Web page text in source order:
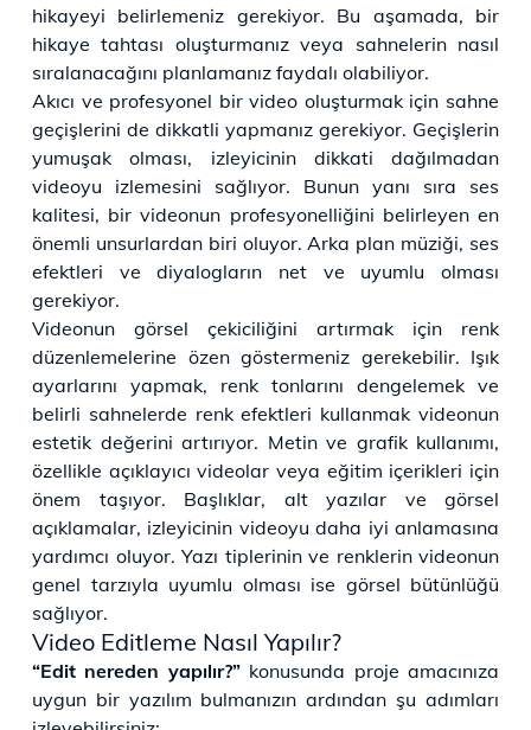
hikayeyi belirlemeniz gerekiyor. Bu aşamada, bir
hikaye tahtası oluşturmanız veya sahnelerin nasıl
sıralanacağını planlamanız faydalı olabiliyor.
Akıcı ve profesyonel bir video oluşturmak için sahne
geçişlerini de dikkatli yapmanız gerekiyor. Geçişlerin
yumuşak olması, izleyicinin dikkati dağılmadan
videoyu izlemesini sağlıyor. Bunun yanı sıra ses
kalitesi, bir videonun profesyonelliğini belirleyen en
önemli unsurlardan biri oluyor. Arka plan müziği, ses
efektleri ve diyalogların net ve uyumlu olması
gerekiyor.
Videonun görsel çekiciliğini artırmak için renk
düzenlemelerine özen göstermeniz gerekebilir. Işık
ayarlarını yapmak, renk tonlarını dengelemek ve
belirli sahnelerde renk efektleri kullanmak videonun
estetik değerini artırıyor. Metin ve grafik kullanımı,
özellikle açıklayıcı videolar veya eğitim içerikleri için
önem taşıyor. Başlıklar, alt yazılar ve görsel
açıklamalar, izleyicinin videoyu daha iyi anlamasına
yardımcı oluyor. Yazı tiplerinin ve renklerin videonun
genel tarzıyla uyumlu olması ise görsel bütünlüğü
sağlıyor.
Video Editleme Nasıl Yapılır?
“Edit nereden yapılır?” konusunda proje amacınıza
uygun bir yazılım bulmanızın ardından şu adımları